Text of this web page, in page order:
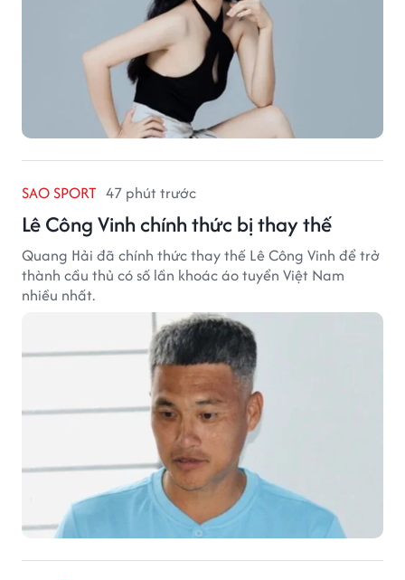
SAO SPORT 47 phút trước
Lê Công Vinh chính thức bị thay thế
Quang Hải đã chính thức thay thế Lê Công Vinh để trở
thành cầu thủ có số lần khoác áo tuyển Việt Nam
nhiều nhất.